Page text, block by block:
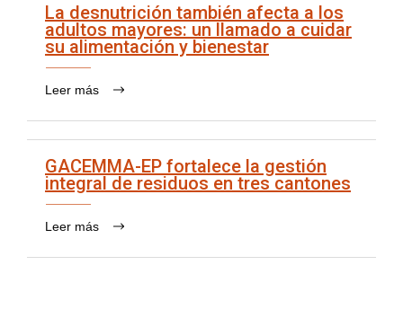
La desnutrición también afecta a los
adultos mayores: un llamado a cuidar
su alimentación y bienestar
Leer más
GACEMMA-EP fortalece la gestión
integral de residuos en tres cantones
Leer más